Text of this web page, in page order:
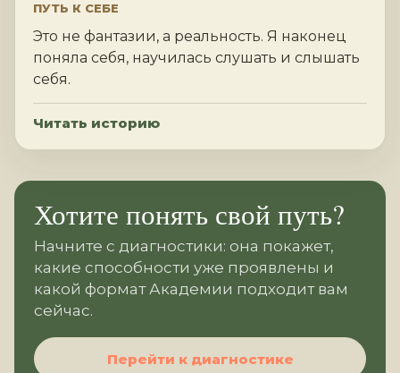
ПУТЬ К СЕБЕ
Это не фантазии, а реальность. Я наконец
поняла себя, научилась слушать и слышать
себя.
Читать историю
Хотите понять свой путь?
Начните с диагностики: она покажет,
какие способности уже проявлены и
какой формат Академии подходит вам
сейчас.
Перейти к диагностике